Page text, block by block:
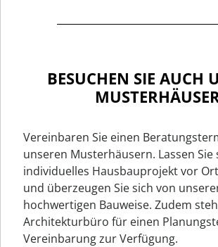
BESUCHEN SIE AUCH
Vereinbaren Sie einen
unseren Musterhäusern. Lassen
individuelles Hausbauprojekt vor
und überzeugen Sie sich von
hochwertigen Bauweise. Zudem
Architekturbüro für einen
Vereinbarung zur Verfügung.